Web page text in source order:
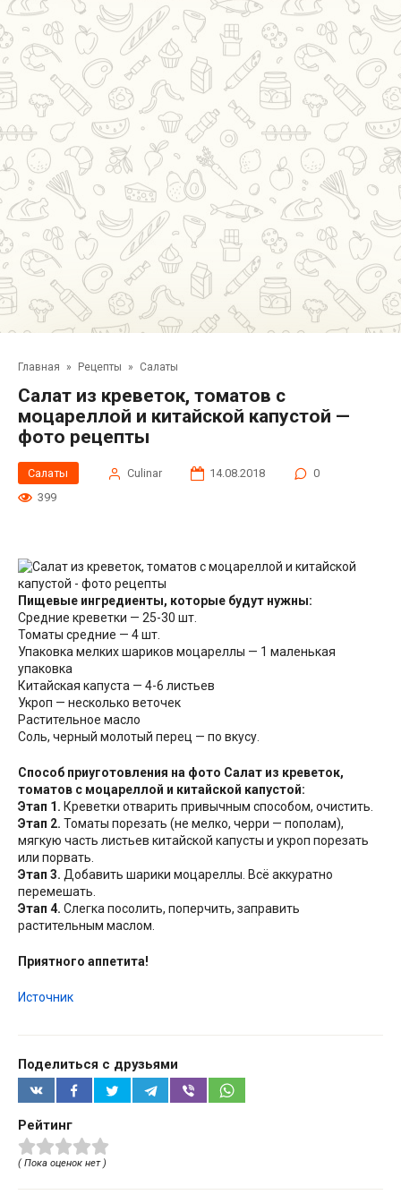
Главная » Рецепты » Салаты
Салат из креветок, томатов с
моцареллой и китайской капустой —
фото рецепты
Салаты Сulinar 14.08.2018
0
399
Пищевые ингредиенты, которые будут нужны:
Средние креветки — 25-30 шт.
Томаты средние — 4 шт.
Упаковка мелких шариков моцареллы — 1 маленькая
упаковка
Китайская капуста — 4-6 листьев
Укроп — несколько веточек
Растительное масло
Соль, черный молотый перец — по вкусу.
Способ приуготовления на фото Салат из креветок,
томатов с моцареллой и китайской капустой:
Этап 1. Креветки отварить привычным способом, очистить.
Этап 2. Томаты порезать (не мелко, черри — пополам),
мягкую часть листьев китайской капусты и укроп порезать
или порвать.
Этап 3. Добавить шарики моцареллы. Всё аккуратно
перемешать.
Этап 4. Слегка посолить, поперчить, заправить
растительным маслом.
Приятного аппетита!
Источник
Поделиться с друзьями
Рейтинг
( Пока оценок нет )